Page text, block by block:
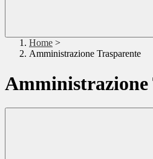
Home >
Amministrazione Trasparente
Amministrazione